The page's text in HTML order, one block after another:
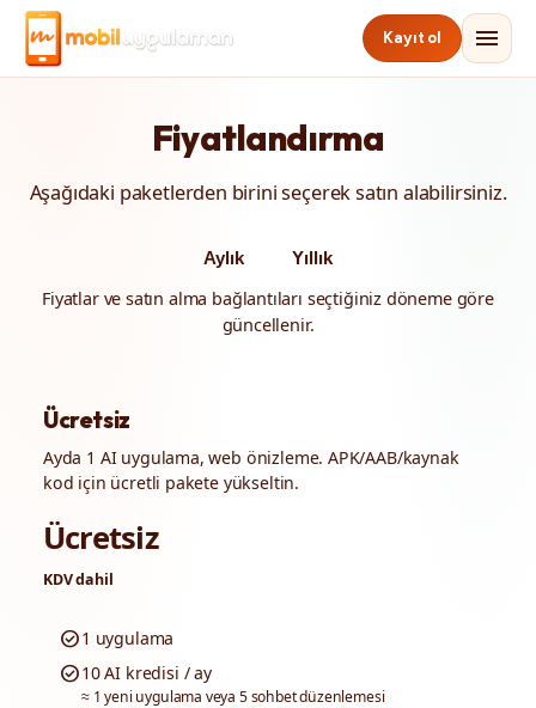
Kayıt ol menu
Fiyatlandırma
Aşağıdaki paketlerden birini seçerek satın alabilirsiniz.
Aylık Yıllık
Fiyatlar ve satın alma bağlantıları seçtiğiniz döneme göre
güncellenir.
Ücretsiz
Ayda 1 AI uygulama, web önizleme. APK/AAB/kaynak
kod için ücretli pakete yükseltin.
Ücretsiz
KDV dahil
check_circle1 uygulama
check_circle10 AI kredisi / ay
≈ 1 yeni uygulama veya 5 sohbet düzenlemesi